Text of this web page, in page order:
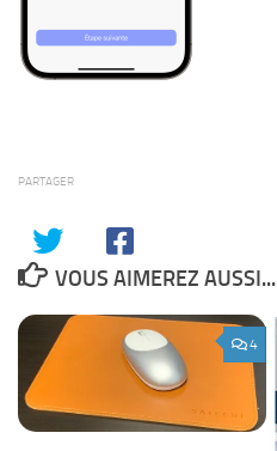
PARTAGER
VOUS AIMEREZ AUSSI...
4